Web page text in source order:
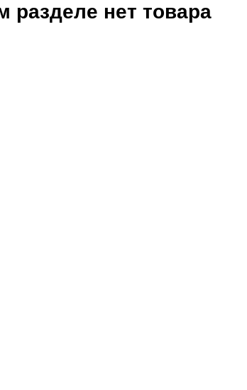
разделе нет товара